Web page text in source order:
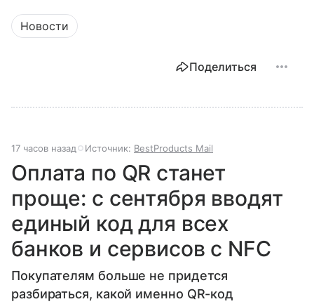
Новости
Поделиться
17 часов назад Источник: BestProducts Mail
Оплата по QR станет
проще: с сентября вводят
единый код для всех
банков и сервисов с NFC
Покупателям больше не придется
разбираться, какой именно QR-код